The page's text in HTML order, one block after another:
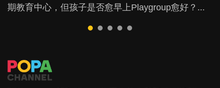
期教育中心，但孩子是否愈早上Playgroup愈好？...
友優勝，到底這課程有何特別之處？...
因素，但原來全職和在職媽媽所養育的子女其實都各
覺？...
少出席朋友聚會等等，你以為會換來美好的親子關